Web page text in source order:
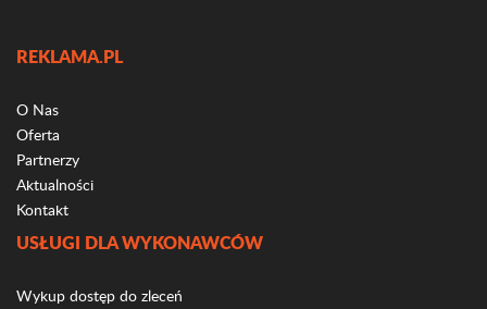
REKLAMA.PL
O Nas
Oferta
Partnerzy
Aktualności
Kontakt
USŁUGI DLA WYKONAWCÓW
Wykup dostęp do zleceń